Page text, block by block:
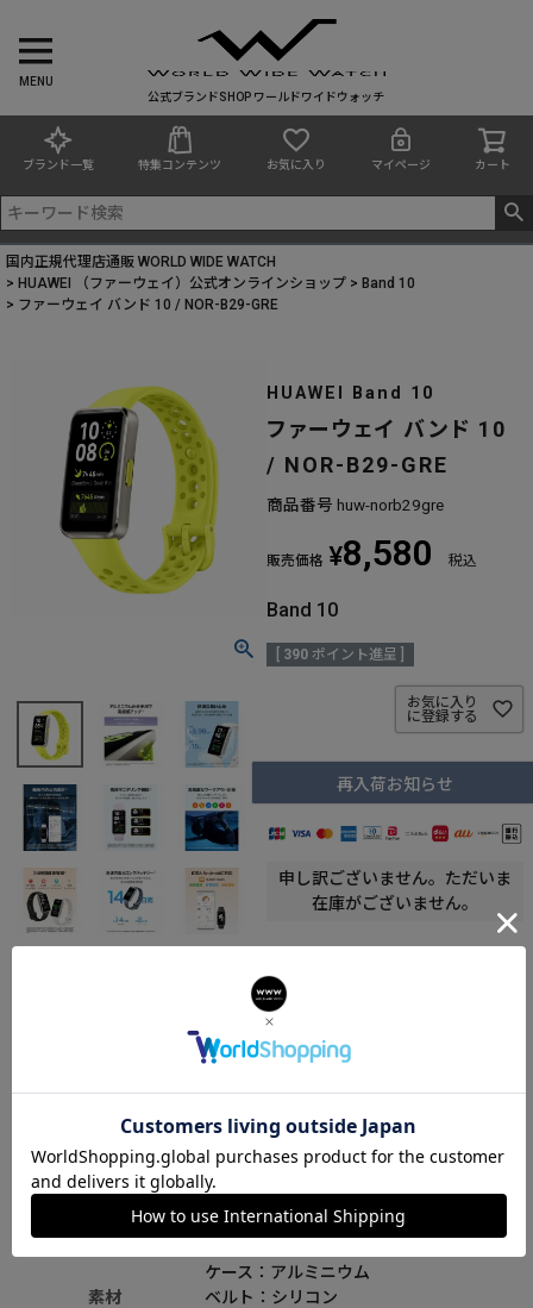
MENU
公式ブランドSHOP ワールドワイドウォッチ
ブランド一覧 特集コンテンツ お気に入り マイページ カート
国内正規代理店通販 WORLD WIDE WATCH
HUAWEI （ファーウェイ）公式オンラインショップ
Band 10
ファーウェイ バンド 10 / NOR-B29-GRE
HUAWEI Band 10
ファーウェイ バンド 10
/ NOR-B29-GRE
商品番号 huw-norb29gre
販売価格 ¥8,580 税込
Band 10
390 ポイント進呈 ]
お気に入り
に登録する
再入荷お知らせ
申し訳ございません。ただいま
在庫がございません。
商品詳細
サイズ
ケース：縦mm× 横mm× 厚みmm / 重
さg
ディティール 文字盤カラー：
素材
ケース：アルミニウム
ベルト：シリコン